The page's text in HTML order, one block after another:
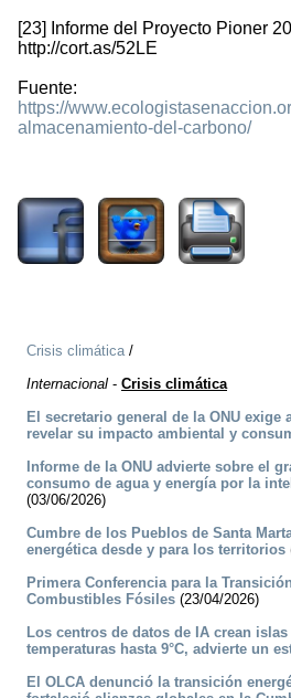
[23] Informe del Proyecto Pioner
http://cort.as/52LE
Fuente:
https://
almacenamiento-del-carbono/
Crisis climática/
Internacional - Crisis climática
El secretario general de la ONU exige
revelar su impacto ambiental y
Informe de la ONU advierte sobre el
consumo de agua y energía por la
(03/06/2026)
Cumbre de los Pueblos de Santa
energética desde y para los territorios
Primera Conferencia para la
Combustibles Fósiles (23/04/2026)
Los centros de datos de IA crean
temperaturas hasta 9°C, advierte un
El OLCA denunció la transición